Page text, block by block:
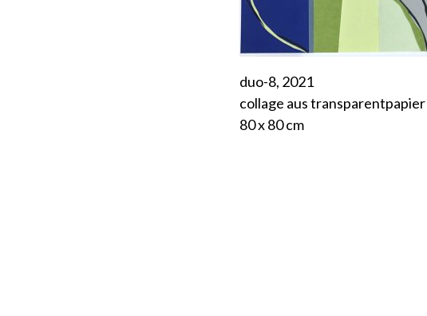
duo-8, 2021
collage aus transparentpapier
80 x 80 cm